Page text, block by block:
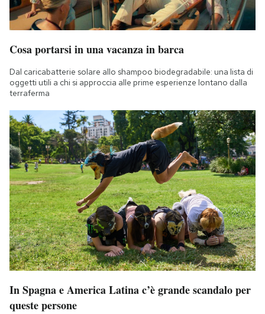
Cosa portarsi in una vacanza in barca
Dal caricabatterie solare allo shampoo biodegradabile: una lista di
oggetti utili a chi si approccia alle prime esperienze lontano dalla
terraferma
In Spagna e America Latina c’è grande scandalo per
queste persone